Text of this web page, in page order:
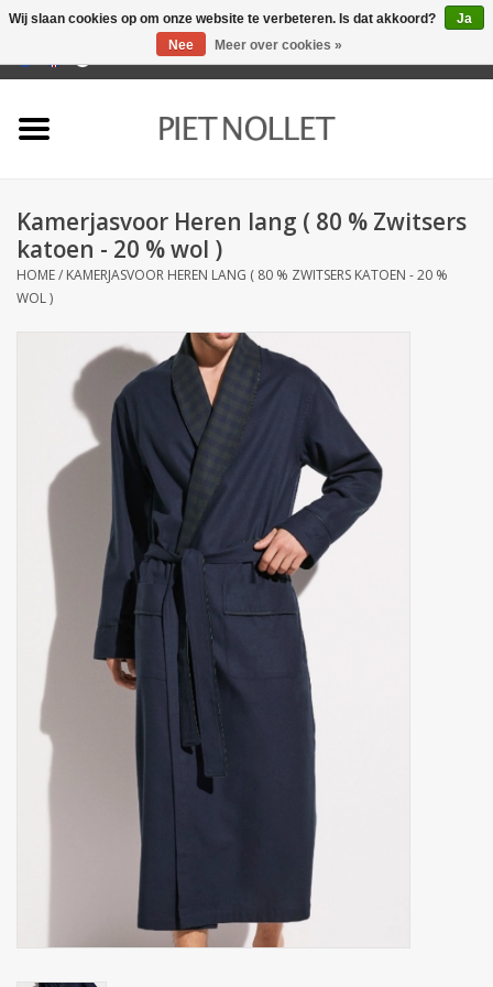
Badlinnen
Bedlinnen
Tafellinnen
Keukenlinnen
Sokken
Zakdoeken
Pullover
Huis en nacht kledij ( HEREN
GESCHENK ARTIKELEN
Kamerjasvoor Heren lang ( 80 % Zwitsers
katoen - 20 % wol )
HOME/ KAMERJASVOOR HEREN LANG ( 80 % ZWITSERS KATOEN - 20 %
WOL )
Wij slaan cookies op om onze website te verbeteren. Is dat akkoord?
Ja
Nee
Meer over cookies »